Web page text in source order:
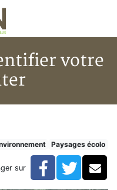
votre
sol avant de planter
votre
Paysages écolo
sur Facebook